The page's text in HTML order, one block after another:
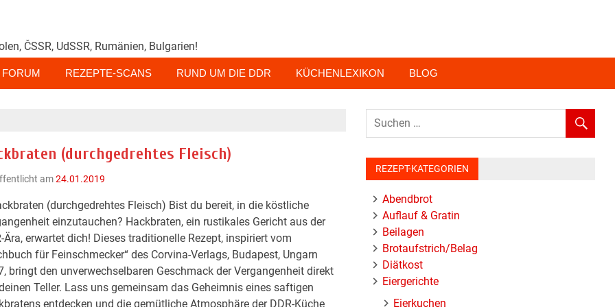
ČSSR, UdSSR, Rumänien, Bulgarien!
FORUM REZEPTE-SCANS RUND UM DIE DDR KÜCHENLEXIKON BLOG
(durchgedrehtes Fleisch)
am24.01.2019
(durchgedrehtes Fleisch) Bist du bereit, in die köstliche
einzutauchen? Hackbraten, ein rustikales Gericht aus der
Ära, erwartet dich! Dieses traditionelle Rezept, inspiriert vom
für Feinschmecker“ des Corvina-Verlags, Budapest, Ungarn
bringt den unverwechselbaren Geschmack der Vergangenheit direkt
Teller. Lass uns gemeinsam das Geheimnis eines saftigen
entdecken und die gemütliche Atmosphäre der DDR-Küche
REZEPT-KATEGORIEN
Abendbrot
Auflauf & Gratin
Beilagen
Brotaufstrich/Belag
Diätkost
Eiergerichte
Eierkuchen